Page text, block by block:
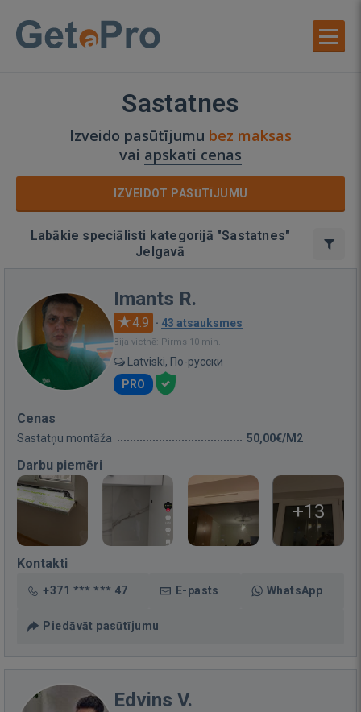
Sastatnes
Izveido pasūtījumu bez maksas
vai apskati cenas
IZVEIDOT PASŪTĪJUMU
Labākie speciālisti kategorijā "Sastatnes"
Jelgavā
Imants R.
4.9 · 43 atsauksmes
Bija vietnē: Pirms 10 min.
Latviski, По-русски
PRO
Cenas
Sastatņu montāža 50,00€/M2
Darbu piemēri
+13
Kontakti
+371 *** *** 47 E-pasts WhatsApp
Piedāvāt pasūtījumu
Edvins V.